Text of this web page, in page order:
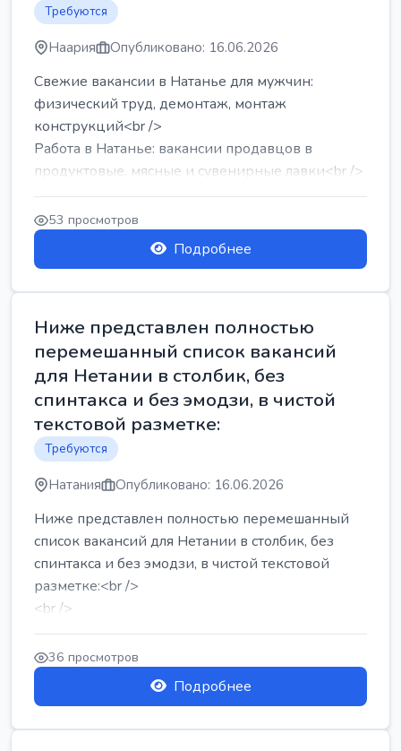
Требуются
Наария Опубликовано: 16.06.2026
Свежие вакансии в Натанье для мужчин:
физический труд, демонтаж, монтаж
конструкций<br />
Работа в Натанье: вакансии продавцов в
продуктовые, мясные и сувенирные лавки<br />
Разнорабочий на сборку м...
53 просмотров
Подробнее
Ниже представлен полностью
перемешанный список вакансий
для Нетании в столбик, без
спинтакса и без эмодзи, в чистой
текстовой разметке:
Требуются
Натания Опубликовано: 16.06.2026
Ниже представлен полностью перемешанный
список вакансий для Нетании в столбик, без
спинтакса и без эмодзи, в чистой текстовой
разметке:<br />
<br />
Работа в Нетании на мебельном производстве:
требу...
36 просмотров
Подробнее